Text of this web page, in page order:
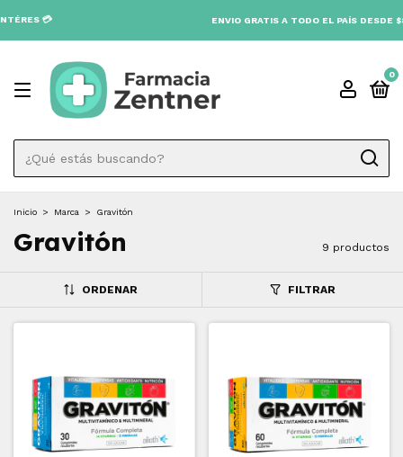
💳 ENVIO GRATIS A TODO EL PAÍS DESDE $80.000
0
Inicio > Marca > Gravitón
Gravitón 9 productos
ORDENAR FILTRAR